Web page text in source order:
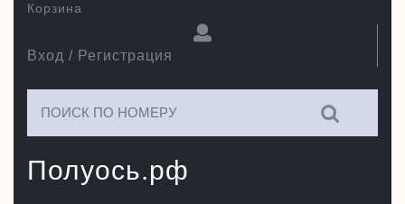
Полуось.рф
Вход / Регистрация
Корзина